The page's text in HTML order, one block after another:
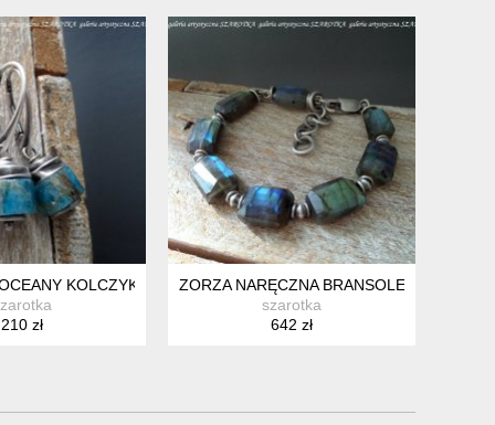
KOLCZYKI Z APATYTU I SREBRA
210 zł
ZORZA NARĘCZNA BRANSOLETKA Z
szarotka
642 zł